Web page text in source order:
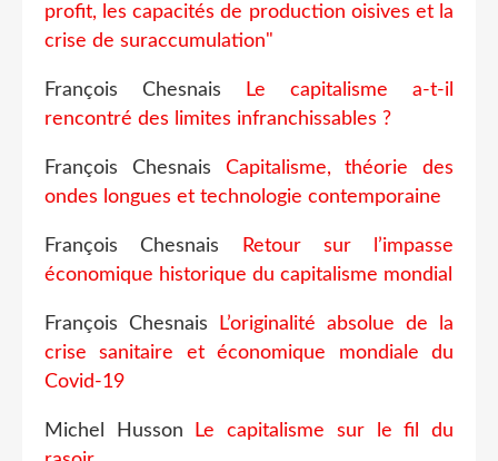
profit, les capacités de production oisives et la
crise de suraccumulation"
François Chesnais
Le capitalisme a-t-il
rencontré des limites infranchissables ?
François Chesnais Capitalisme, théorie des
ondes longues et technologie contemporaine
François Chesnais
Retour sur l’impasse
économique historique du capitalisme mondial
François Chesnais
L’originalité absolue de la
crise sanitaire et économique mondiale du
Covid-19
Michel Husson
Le capitalisme sur le fil du